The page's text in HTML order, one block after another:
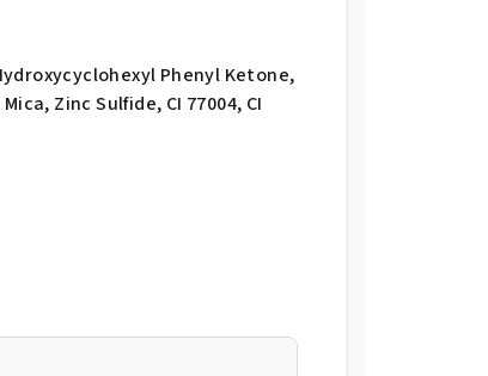
Phenyl Ketone,
Zinc Sulfide, CI 77004, CI